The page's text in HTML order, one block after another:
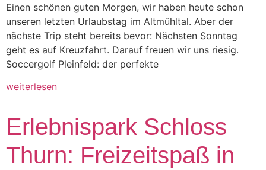
Einen schönen guten Morgen, wir haben heute schon
unseren letzten Urlaubstag im Altmühltal. Aber der
nächste Trip steht bereits bevor: Nächsten Sonntag
geht es auf Kreuzfahrt. Darauf freuen wir uns riesig.
Soccergolf Pleinfeld: der perfekte
weiterlesen
Erlebnispark Schloss
Thurn: Freizeitspaß in